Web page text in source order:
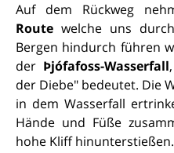
Auf dem Rückweg
Route welche uns
Bergen hindurch führen
der Þjófafoss-Wasserfall
der Diebe" bedeutet. Die
in dem Wasserfall
Hände und Füße
hohe Kliff hinunterstießen.